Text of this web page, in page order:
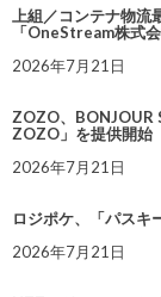
上組／コンテナ物流
「OneStream株式
2026年7月21日
ZOZO、BONJOUR
ZOZO」を提供開始
2026年7月21日
ロジポケ、「パスキ
2026年7月21日